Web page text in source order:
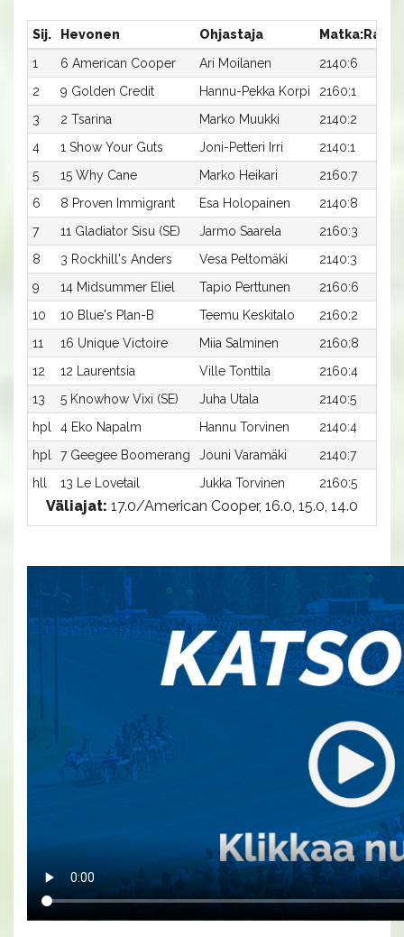
Sij. Hevonen Ohjastaja
Matka:Rata
1
6 American Cooper Ari Moilanen
2140:6
2
9 Golden Credit Hannu-Pekka Korpi
2160:1
3
2 Tsarina Marko Muukki
2140:2
4
1 Show Your Guts Joni-Petteri Irri
2140:1
5
15 Why Cane Marko Heikari
2160:7
6
8 Proven Immigrant Esa Holopainen
2140:8
7
11 Gladiator Sisu (SE) Jarmo Saarela
2160:3
8
3 Rockhill's Anders Vesa Peltomäki
2140:3
9
14 Midsummer Eliel Tapio Perttunen
2160:6
10
10 Blue's Plan-B Teemu Keskitalo
2160:2
11
16 Unique Victoire Miia Salminen
2160:8
12
12 Laurentsia Ville Tonttila
2160:4
13
5 Knowhow Vixi (SE) Juha Utala
2140:5
hpl
4 Eko Napalm Hannu Torvinen
2140:4
hpl
7 Geegee Boomerang Jouni Varamäki
2140:7
hll
13 Le Lovetail Jukka Torvinen 2160:5
Väliajat: 17.0/American Cooper, 16.0, 15.0, 14.0